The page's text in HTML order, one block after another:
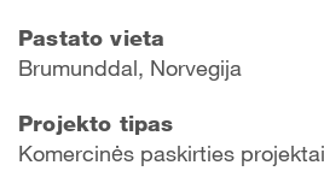
Pastato vieta
Brumunddal, Norvegija
Projekto tipas
Komercinės paskirties